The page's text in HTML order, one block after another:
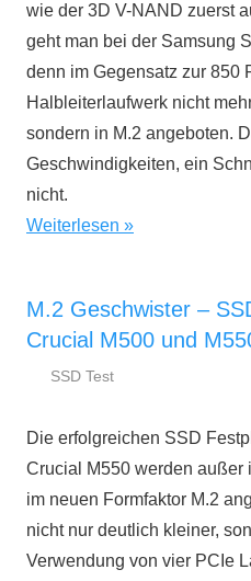
wie der 3D V-NAND zuerst
geht man bei der Samsung
denn im Gegensatz zur 850
Halbleiterlaufwerk nicht
sondern in M.2 angeboten.
Geschwindigkeiten, ein
nicht.
Weiterlesen
M.2 Geschwister –
Crucial M500 und
Juni
ratgeber.de
SSD Test
Die erfolgreichen SSD
Crucial M550 werden außer
im neuen Formfaktor M.2
nicht nur deutlich kleiner,
Verwendung von vier PCIe